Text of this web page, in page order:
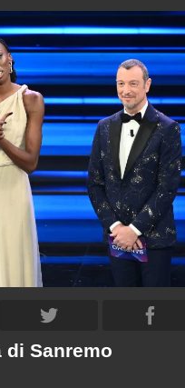
di Sanremo